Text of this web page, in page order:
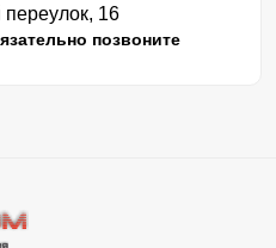
переулок, 16
позвоните